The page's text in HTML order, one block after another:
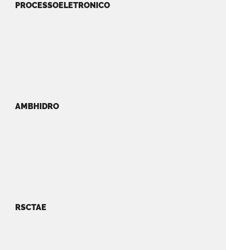
PROCESSOELETRONICO
AMBHIDRO
RSCTAE